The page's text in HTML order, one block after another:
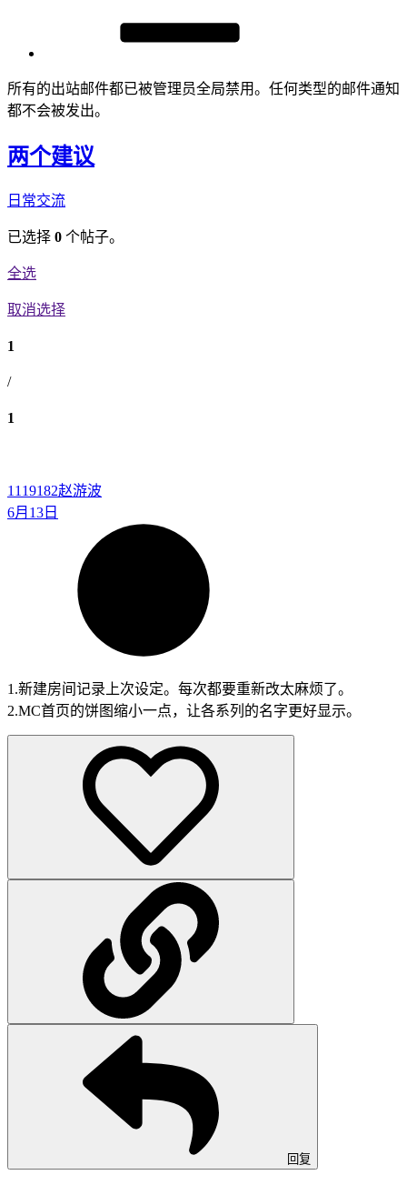
所有的出站邮件都已被管理员全局禁用。任何类型的邮件通知
都不会被发出。
两个建议
日常交流
已选择 0 个帖子。
全选
取消选择
1
/
1
1119182赵游波
6月13日
1.新建房间记录上次设定。每次都要重新改太麻烦了。
2.MC首页的饼图缩小一点，让各系列的名字更好显示。
回复